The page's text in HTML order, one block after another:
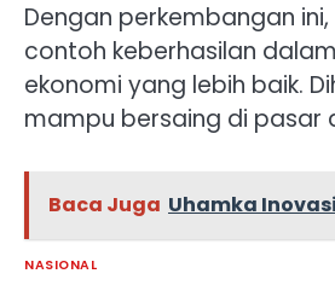
Dengan perkembangan
contoh keberhasilan
ekonomi yang lebih baik.
mampu bersaing di pasar
Baca Juga Uhamka
NASIONAL